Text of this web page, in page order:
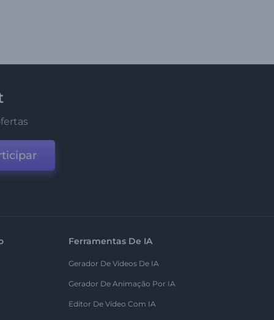
Ferramentas De IA
Gerador De Vídeos De IA
Gerador De Animação Por IA
Editor De Vídeo Com IA